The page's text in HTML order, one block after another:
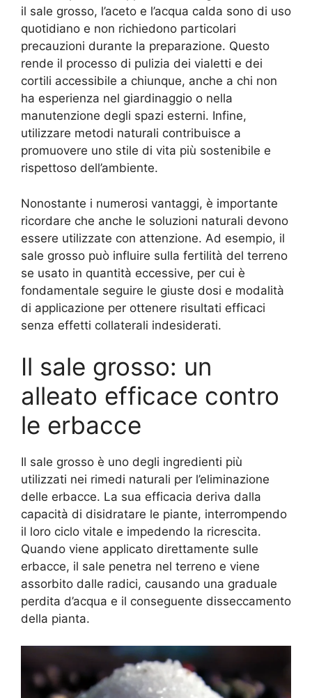
il sale grosso, l’aceto e l’acqua calda sono di uso
quotidiano e non richiedono particolari
precauzioni durante la preparazione. Questo
rende il processo di pulizia dei vialetti e dei
cortili accessibile a chiunque, anche a chi non
ha esperienza nel giardinaggio o nella
manutenzione degli spazi esterni. Infine,
utilizzare metodi naturali contribuisce a
promuovere uno stile di vita più sostenibile e
rispettoso dell’ambiente.
Nonostante i numerosi vantaggi, è importante
ricordare che anche le soluzioni naturali devono
essere utilizzate con attenzione. Ad esempio, il
sale grosso può influire sulla fertilità del terreno
se usato in quantità eccessive, per cui è
fondamentale seguire le giuste dosi e modalità
di applicazione per ottenere risultati efficaci
senza effetti collaterali indesiderati.
Il sale grosso: un
alleato efficace contro
le erbacce
Il sale grosso è uno degli ingredienti più
utilizzati nei rimedi naturali per l’eliminazione
delle erbacce. La sua efficacia deriva dalla
capacità di disidratare le piante, interrompendo
il loro ciclo vitale e impedendo la ricrescita.
Quando viene applicato direttamente sulle
erbacce, il sale penetra nel terreno e viene
assorbito dalle radici, causando una graduale
perdita d’acqua e il conseguente disseccamento
della pianta.